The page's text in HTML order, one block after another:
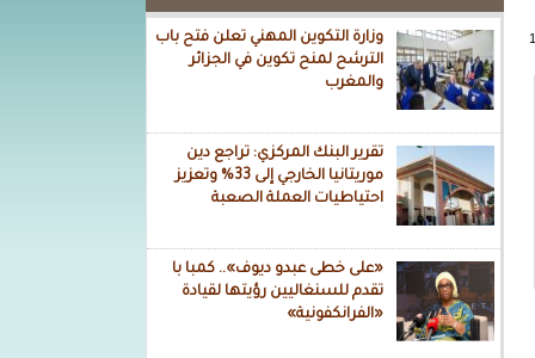
وزارة التكوين المهني تعلن فتح باب
الترشح لمنح تكوين في الجزائر
والمغرب
تقرير البنك المركزي: تراجع دين
موريتانيا الخارجي إلى 33% وتعزيز
احتياطيات العملة الصعبة
«على خطى عبدو ديوف».. كمبا با
تقدم للسنغاليين رؤيتها لقيادة
«الفرانكفونية»